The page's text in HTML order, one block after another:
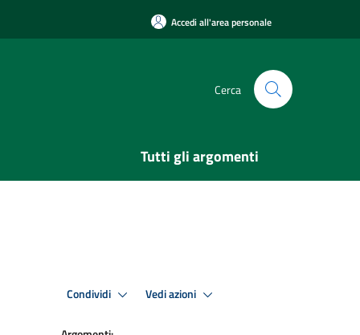
Accedi all'area personale
Cerca
Tutti gli argomenti
Condividi Vedi azioni